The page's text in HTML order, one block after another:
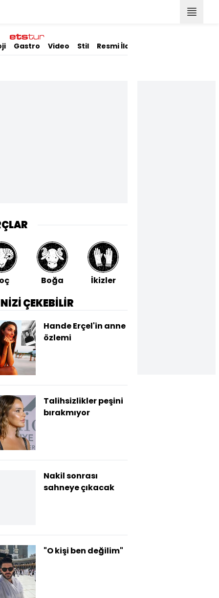
Gastro Video Stil Resmi İlanlar
Boğa İkizler
ÇEKEBİLİR
Hande Erçel'in anne
özlemi
Talihsizlikler peşini
bırakmıyor
Nakil sonrası
sahneye çıkacak
"O kişi ben değilim"